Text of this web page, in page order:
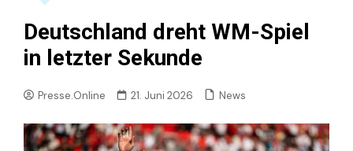
Deutschland dreht WM-Spiel
in letzter Sekunde
Presse.Online 21. Juni 2026 News